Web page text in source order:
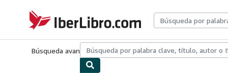
IberLibro.com
Búsqueda avanzadaColecciones Libros antiguosArte y